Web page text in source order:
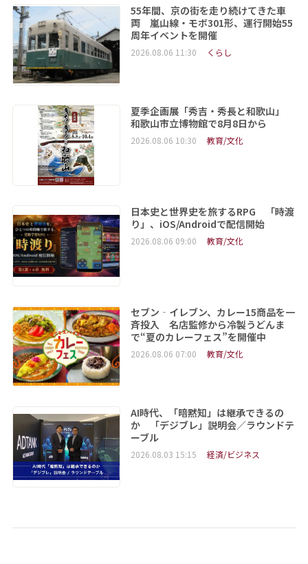
55年間、京の街を走り続けてきた車
両 嵐山線・モボ301形、運行開始55
周年イベントを開催
2026.08.06 11:30 くらし
夏季企画展「秀吉・秀長と和歌山」
和歌山市立博物館で8月8日から
2026.08.06 10:30 教育/文化
日本史と世界史を旅するRPG 「時渡
り」、iOS/Androidで配信開始
2026.08.06 09:00 教育/文化
セブン‐イレブン、カレー15商品を一
斉投入 名店監修から冷製うどんま
で“夏のカレーフェス”を開催中
2026.08.06 07:00 教育/文化
AI時代、「暗黙知」は継承できるの
か 「デジブレ」説明会／ラウンドテ
ーブル
2026.08.03 15:15 経済/ビジネス